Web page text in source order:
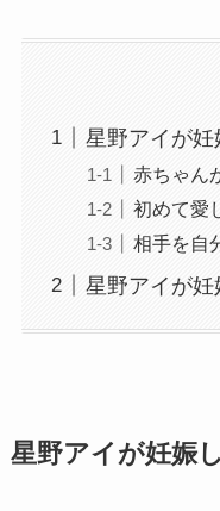
星野アイが妊
赤ちゃん
初めて愛
相手を自
星野アイが
星野アイが妊娠